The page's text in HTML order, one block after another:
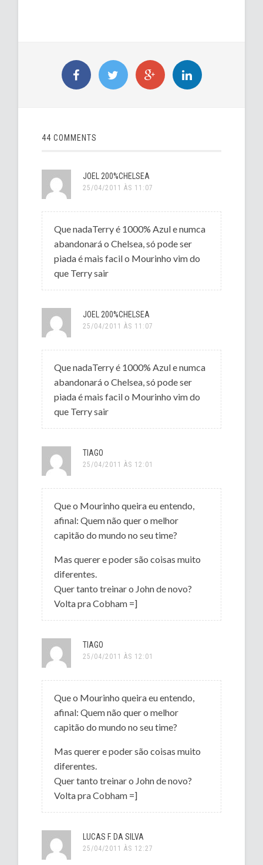
44 COMMENTS
JOEL 200%CHELSEA
25/04/2011 ÀS 11:07
Que nadaTerry é 1000% Azul e numca
abandonará o Chelsea, só pode ser
piada é mais facil o Mourinho vim do
que Terry sair
JOEL 200%CHELSEA
25/04/2011 ÀS 11:07
Que nadaTerry é 1000% Azul e numca
abandonará o Chelsea, só pode ser
piada é mais facil o Mourinho vim do
que Terry sair
TIAGO
25/04/2011 ÀS 12:01
Que o Mourinho queira eu entendo,
afinal: Quem não quer o melhor
capitão do mundo no seu time?
Mas querer e poder são coisas muito
diferentes.
Quer tanto treinar o John de novo?
Volta pra Cobham =]
TIAGO
25/04/2011 ÀS 12:01
Que o Mourinho queira eu entendo,
afinal: Quem não quer o melhor
capitão do mundo no seu time?
Mas querer e poder são coisas muito
diferentes.
Quer tanto treinar o John de novo?
Volta pra Cobham =]
LUCAS F. DA SILVA
25/04/2011 ÀS 12:27